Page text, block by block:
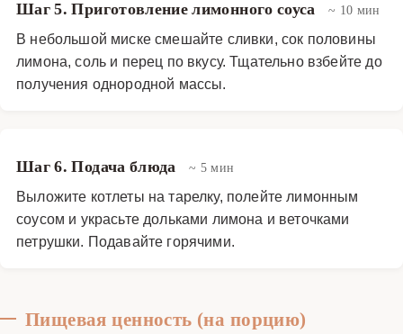
Шаг 5. Приготовление лимонного соуса ~ 10 мин
В небольшой миске смешайте сливки, сок половины
лимона, соль и перец по вкусу. Тщательно взбейте до
получения однородной массы.
Шаг 6. Подача блюда ~ 5 мин
Выложите котлеты на тарелку, полейте лимонным
соусом и украсьте дольками лимона и веточками
петрушки. Подавайте горячими.
Пищевая ценность (на порцию)